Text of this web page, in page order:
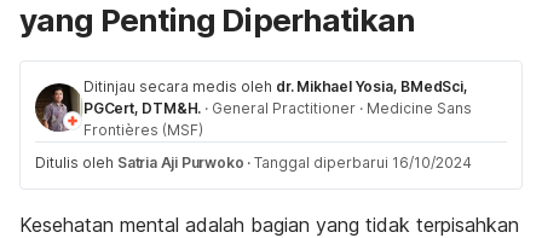
yang Penting Diperhatikan
Ditinjau secara medis oleh dr. Mikhael Yosia, BMedSci,
PGCert, DTM&H. · General Practitioner · Medicine Sans
Frontières (MSF)
Ditulis oleh Satria Aji Purwoko · Tanggal diperbarui 16/10/2024
Kesehatan mental adalah bagian yang tidak terpisahkan